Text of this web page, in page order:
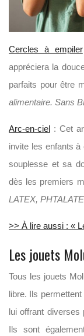
Cercles à empiler
appréciera la
parfaits pour être
alimentaire. Sans
Arc-en-ciel : Cet
invite les enfants à
souplesse et sa
dès les premiers
LATEX,
>> À lire aussi : «
Les jouets
Tous les jouets
libre. Ils permettent
lui offrant diverses
Ils sont